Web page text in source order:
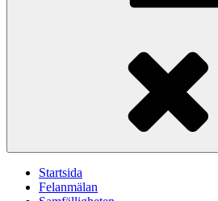
Startsida
Felanmälan